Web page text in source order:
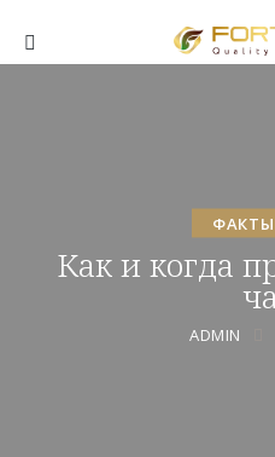
ФАКТЫ
Как и когда
ADMIN